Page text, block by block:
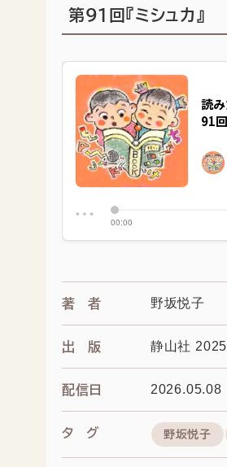
第91回『ミシュカ』
著者 野坂悦子
出版 静山社 2025
配信日 2026.05.08
タグ 野坂悦子